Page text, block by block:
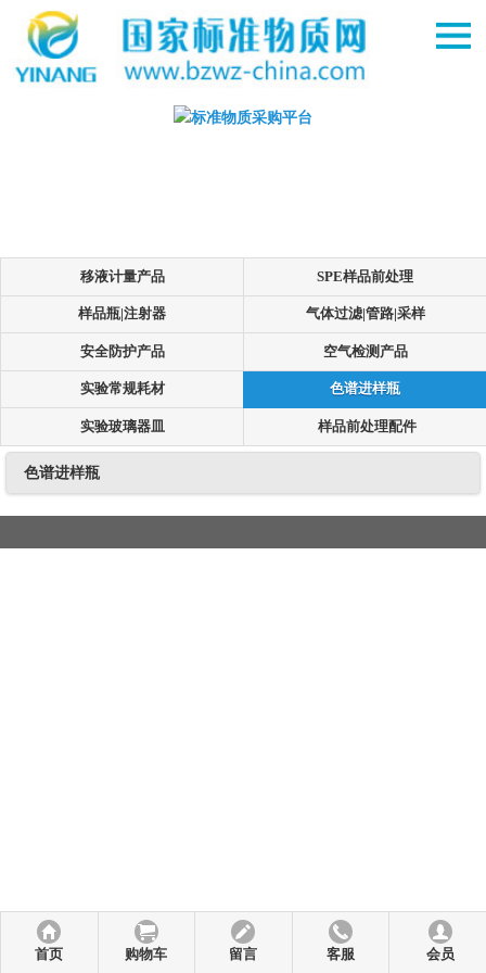
移液计量产品 SPE样品前处理
样品瓶|注射器 气体过滤|管路|采样
安全防护产品 空气检测产品
实验常规耗材 色谱进样瓶
实验玻璃器皿 样品前处理配件
色谱进样瓶
首页 购物车 留言 客服 会员